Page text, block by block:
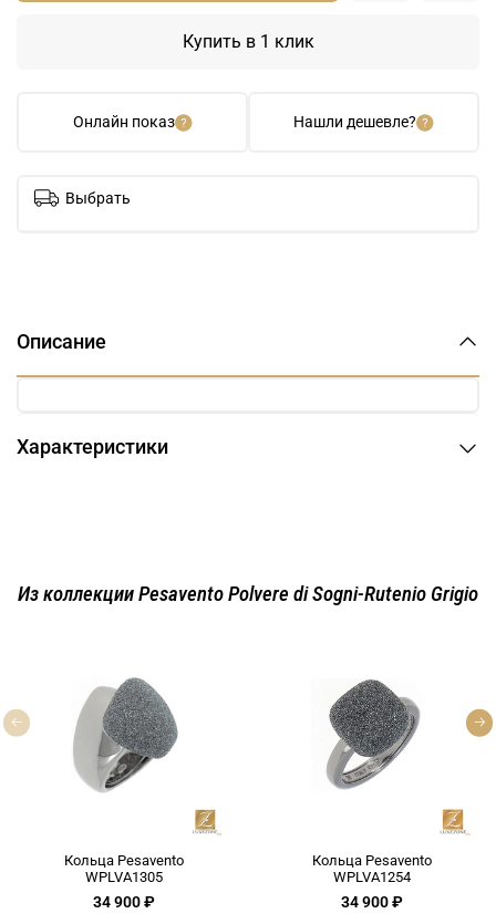
Онлайн показ Нашли дешевле?
Купить в 1 клик
Выбрать
Описание
Характеристики
Из коллекции Pesavento Polvere di Sogni-Rutenio Grigio
Кольца Pesavento
WPLVA1305
34 900 ₽
Кольца Pesavento
WPLVA1254
34 900 ₽